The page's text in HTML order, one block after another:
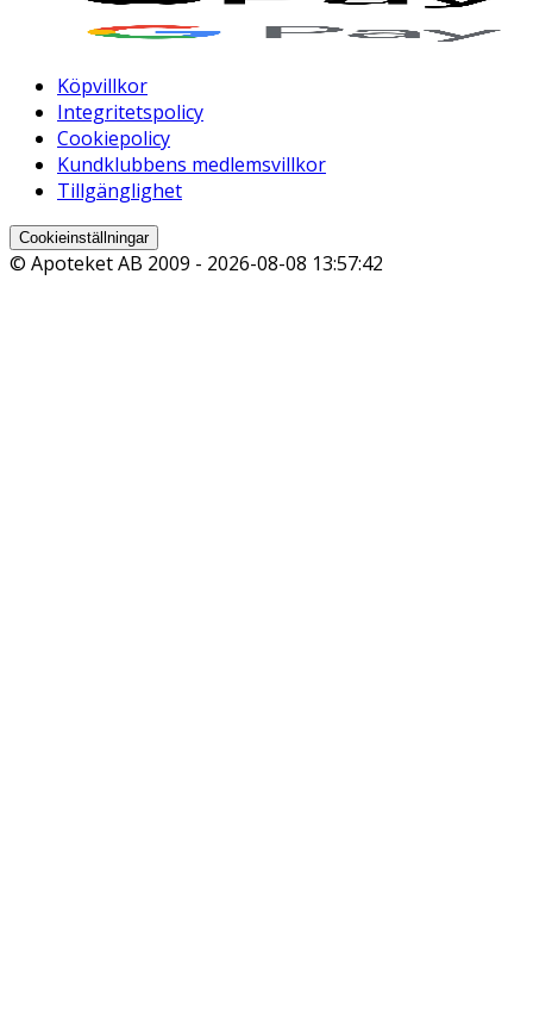
Köpvillkor
Integritetspolicy
Cookiepolicy
Kundklubbens medlemsvillkor
Tillgänglighet
Cookieinställningar
© Apoteket AB 2009 - 2026-08-08 13:57:42